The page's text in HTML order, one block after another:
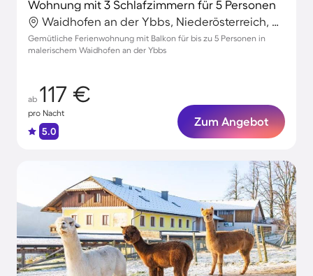
Wohnung mit 3 Schlafzimmern für 5 Personen
Waidhofen an der Ybbs, Niederösterreich, Österreich
Gemütliche Ferienwohnung mit Balkon für bis zu 5 Personen in
malerischem Waidhofen an der Ybbs
ab 117 €
pro Nacht
5.0
Zum Angebot